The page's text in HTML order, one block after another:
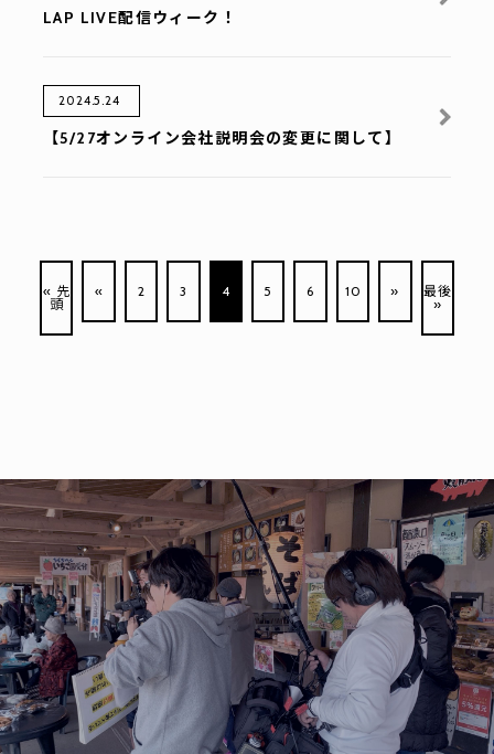
LAP LIVE配信ウィーク！
2024.5.24
【5/27オンライン会社説明会の変更に関して】
« 先
頭
« 2 3 4 5 6 10 »
最後
»